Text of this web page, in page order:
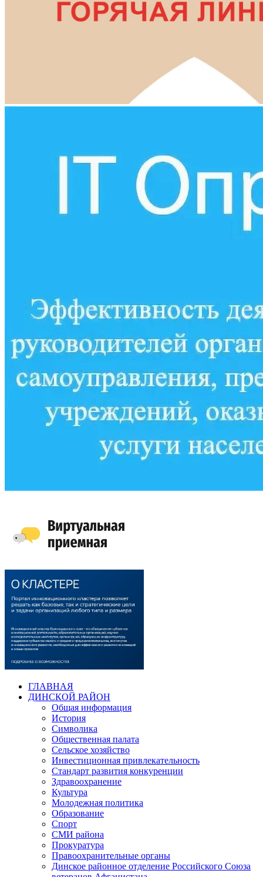
ГЛАВНАЯ
ДИНСКОЙ РАЙОН
Общая информация
История
Символика
Общественная палата
Сельское хозяйство
Инвестиционная привлекательность
Стандарт развития конкуренции
Здравоохранение
Культура
Молодежная политика
Образование
Спорт
СМИ района
Прокуратура
Правоохранительные органы
Динское районное отделение Российского Союза